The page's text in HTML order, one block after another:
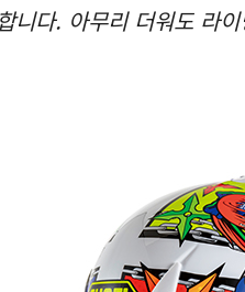
니다. 아무리 더워도 라